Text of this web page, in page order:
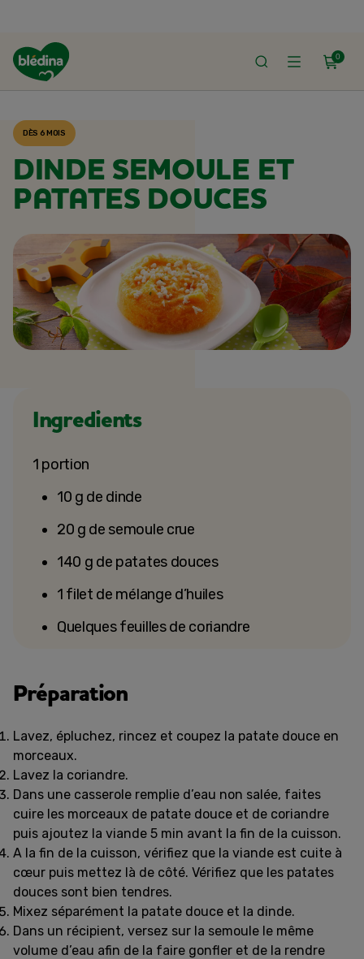
0
ACCUEIL
DÈS 6 MOIS
DINDE SEMOULE ET
PATATES DOUCES
Ingredients
1 portion
10 g de dinde
20 g de semoule crue
140 g de patates douces
1 filet de mélange d’huiles
Quelques feuilles de coriandre
Préparation
Lavez, épluchez, rincez et coupez la patate douce en
morceaux.
Lavez la coriandre.
Dans une casserole remplie d’eau non salée, faites
cuire les morceaux de patate douce et de coriandre
puis ajoutez la viande 5 min avant la fin de la cuisson.
A la fin de la cuisson, vérifiez que la viande est cuite à
cœur puis mettez là de côté. Vérifiez que les patates
douces sont bien tendres.
Mixez séparément la patate douce et la dinde.
Dans un récipient, versez sur la semoule le même
volume d’eau afin de la faire gonfler et de la rendre